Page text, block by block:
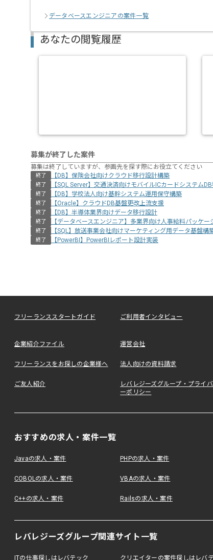
データベースエンジニアの案件一覧
あなたの閲覧履歴
募集が終了した案件
募集は終了していますが、参画先を探す際にお役立てください
終了 【DB】保険会社向けクラウド移行設計構築
終了 【SQL Server】交通決済向けモバイルICカードシステム
終了 【DB】学校法人向け基幹システム運用保守構築
終了 【Oracle】クラウドDB基盤更改上流支援
終了 【DB】半導体業界向けデータ移行設計
終了 【データベースエンジニア】多業界向け人事給料パッケ
終了 【SQL】放送事業会社向けマーケティング用データ基盤構
終了 【PowerBI】PowerBIレポート設計実装
フリーランススタートガイド ご利用者インタビュー
企業紹介ファイル 運営会社
フリーランスをお探しの企業様へ 法人向けの資料請求
ご友人紹介
レバレジーズグループ・プライ
ーポリシー
おすすめの求人・案件一覧
Javaの求人・案件 PHPの求人・案件
COBOLの求人・案件 VBAの求人・案件
C++の求人・案件 Railsの求人・案件
レバレジーズグループ関連サイト一覧
ITの仕事探しはレバテック クリエイターの案件探しはレバテ